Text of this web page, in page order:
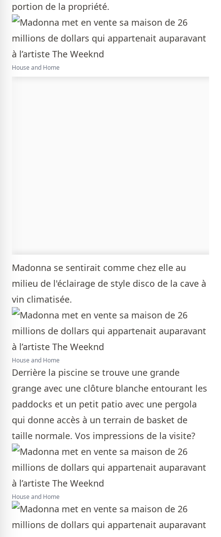
portion de la propriété.
House and Home
Madonna se sentirait comme chez elle au
milieu de l'éclairage de style disco de la cave à
vin climatisée.
House and Home
Derrière la piscine se trouve une grande
grange avec une clôture blanche entourant les
paddocks et un petit patio avec une pergola
qui donne accès à un terrain de basket de
taille normale. Vos impressions de la visite?
House and Home